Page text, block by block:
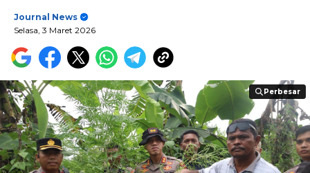
Journal News
Selasa, 3 Maret 2026
Perbesar
Perbesar